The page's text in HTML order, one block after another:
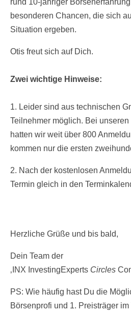
besonderen Chancen, die sich
Situation ergeben.
Otis freut sich auf Dich.
Zwei wichtige Hinweise:
1. Leider sind aus technischen
Teilnehmer möglich. Bei
hatten wir weit über 800
kommen nur die ersten
2. Nach der kostenlosen
Termin gleich in den
Herzliche Grüße und bis bald,
Dein Team der
‚INX InvestingExperts Circles
PS: Wie häufig hast Du die
Börsenprofi und 1. Preisträger